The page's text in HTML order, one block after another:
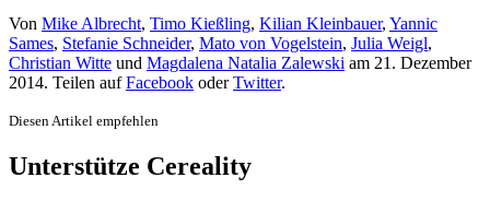
Von Mike Albrecht, Timo Kießling, Kilian Kleinbauer, Yannic
Sames, Stefanie Schneider, Mato von Vogelstein, Julia Weigl,
Christian Witte und Magdalena Natalia Zalewski am 21. Dezember
2014. Teilen aufFacebook oderTwitter.
Diesen Artikel empfehlen
Unterstütze Cereality